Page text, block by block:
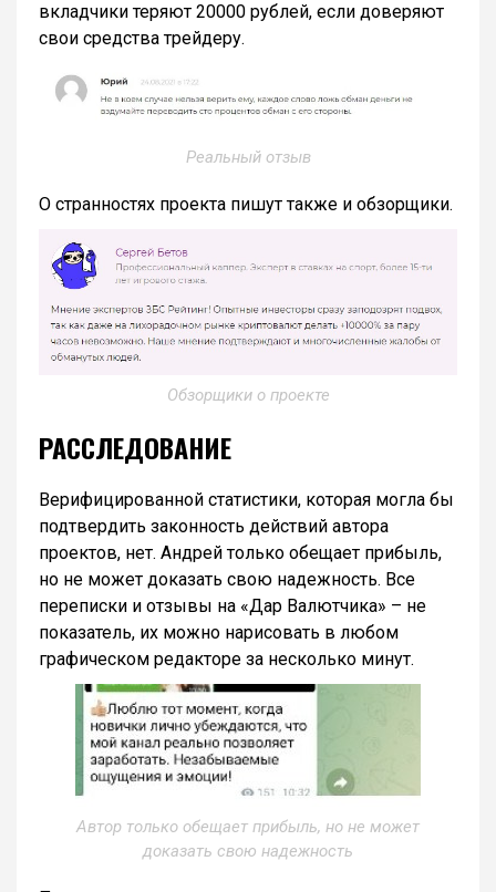
вкладчики теряют 20000 рублей, если доверяют
свои средства трейдеру.
Реальный отзыв
О странностях проекта пишут также и обзорщики.
Обзорщики о проекте
РАССЛЕДОВАНИЕ
Верифицированной статистики, которая могла бы
подтвердить законность действий автора
проектов, нет. Андрей только обещает прибыль,
но не может доказать свою надежность. Все
переписки и отзывы на «Дар Валютчика» – не
показатель, их можно нарисовать в любом
графическом редакторе за несколько минут.
Автор только обещает прибыль, но не может
доказать свою надежность